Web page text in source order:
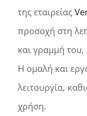
της εταιρείας
προσοχή στη
και γραμμή του,
Η ομαλή και
λειτουργία,
χρήση.